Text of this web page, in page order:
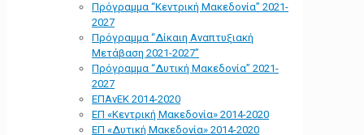
Πρόγραμμα “Κεντρική Μακεδονία” 2021-
2027
Πρόγραμμα “Δίκαιη Αναπτυξιακή
Μετάβαση 2021-2027”
Πρόγραμμα “Δυτική Μακεδονία” 2021-
2027
ΕΠΑνΕΚ 2014-2020
ΕΠ «Kεντρική Μακεδονία» 2014-2020
ΕΠ «Δυτική Μακεδονία» 2014-2020